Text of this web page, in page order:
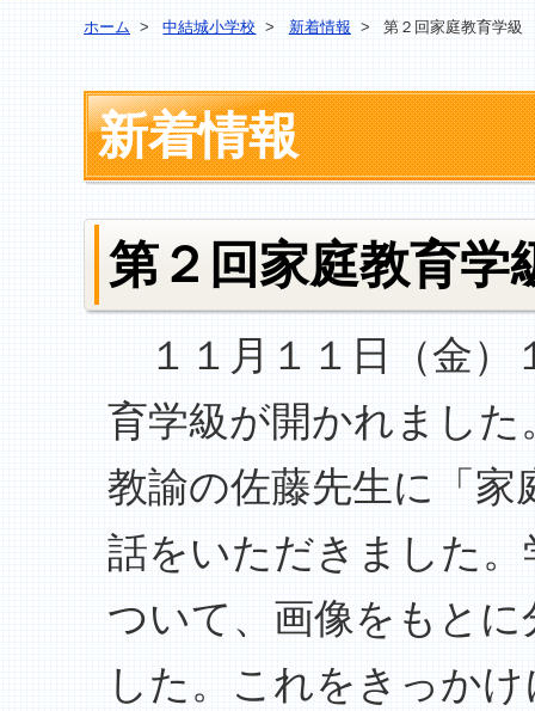
ホーム > 中結城小学校 > 新着情報 > 第２回家庭教育学級
新着情報
第２回家庭教育学
１１月１１日（金）
育学級が開かれまし
教諭の佐藤先生に「
話をいただきました
ついて、画像をもと
した。これをきっか